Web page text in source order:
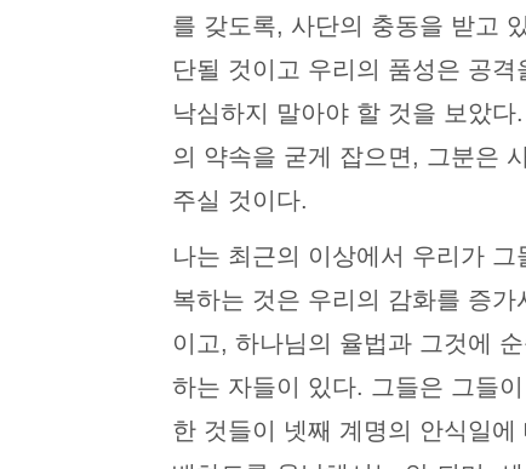
를 갖도록, 사단의 충동을 받고
단될 것이고 우리의 품성은 공
낙심하지 말아야 할 것을 보았
의 약속을 굳게 잡으면, 그분은
주실 것이다.
나는 최근의 이상에서 우리가
복하는 것은 우리의 감화를 증
이고, 하나님의 율법과 그것에
하는 자들이 있다. 그들은 그들
한 것들이 넷째 계명의 안식일